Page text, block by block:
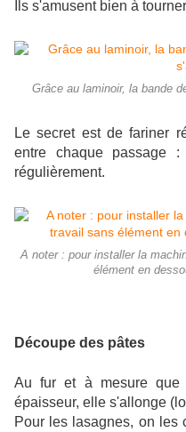
Ils s'amusent bien à
Grâce au laminoir, la bande
Le secret est de fariner
entre chaque passage
régulièrement.
A noter : pour installer la
élément en
Découpe des pâtes
Au fur et à mesure que
épaisseur, elle s'allonge
Pour les lasagnes, on les